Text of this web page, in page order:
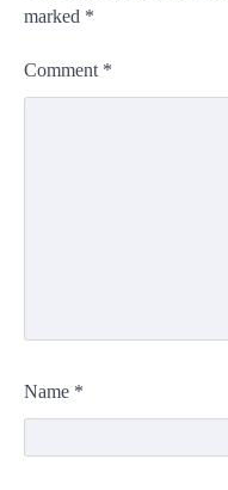
marked *
Comment *
Name *